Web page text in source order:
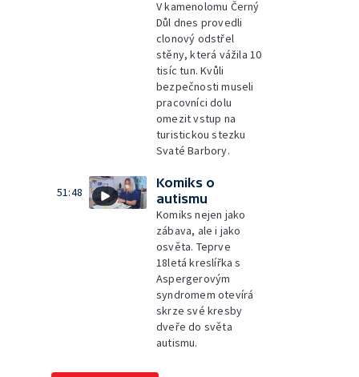
V kamenolomu Černý
Důl dnes provedli
clonový odstřel
stěny, která vážila 10
tisíc tun. Kvůli
bezpečnosti museli
pracovníci dolu
omezit vstup na
turistickou stezku
Svaté Barbory.
51:48
Komiks o
autismu
Komiks nejen jako
zábava, ale i jako
osvěta. Teprve
18letá kreslířka s
Aspergerovým
syndromem otevírá
skrze své kresby
dveře do světa
autismu.